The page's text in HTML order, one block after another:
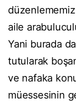
aile
Yani burada
tutularak
ve nafaka
müessesinin